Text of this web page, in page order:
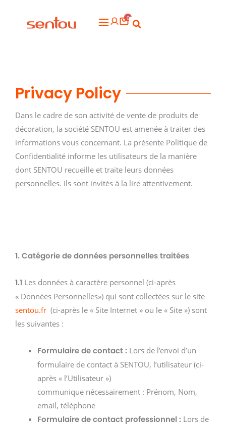
Flyout
0
Privacy Policy
Dans le cadre de son activité de vente de produits de
décoration, la société SENTOU est amenée à traiter des
informations vous concernant. La présente Politique de
Confidentialité informe les utilisateurs de la manière
dont SENTOU recueille et traite leurs données
personnelles. Ils sont invités à la lire attentivement.
1. Catégorie de données personnelles traitées
1.1 Les données à caractère personnel (ci-après
« Données Personnelles») qui sont collectées sur le site
sentou.fr (ci-après le « Site Internet » ou le « Site ») sont
les suivantes :
Formulaire de contact : Lors de l’envoi d’un
formulaire de contact à SENTOU, l’utilisateur (ci-
après « l’Utilisateur »)
communique nécessairement : Prénom, Nom,
email, téléphone
Formulaire de contact professionnel : Lors de